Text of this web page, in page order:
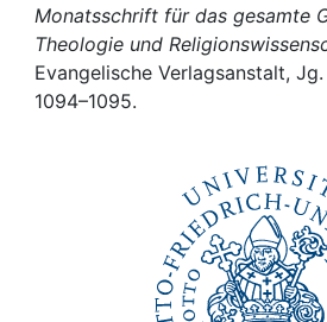
Monatsschrift für das gesamte
Theologie und
Evangelische Verlagsanstalt, Jg.
1094–1095.